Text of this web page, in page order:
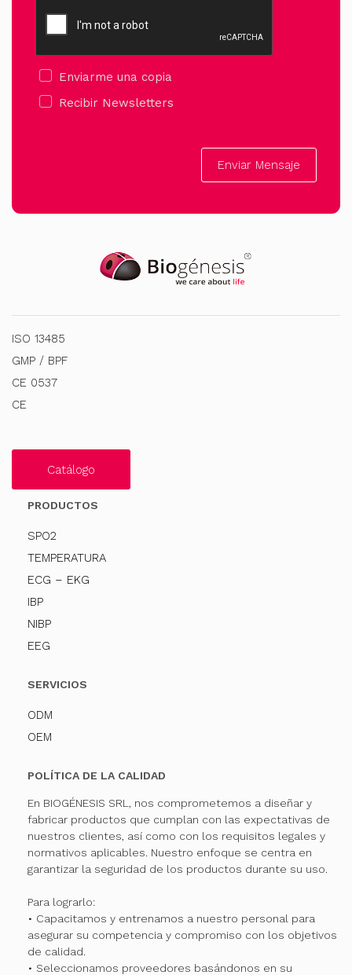
Enviarme una copia
Recibir Newsletters
Enviar Mensaje
ISO 13485
GMP / BPF
CE 0537
CE
Catálogo
PRODUCTOS
SPO2
TEMPERATURA
ECG – EKG
IBP
NIBP
EEG
SERVICIOS
ODM
OEM
POLÍTICA DE LA CALIDAD
En BIOGÉNESIS SRL, nos comprometemos a diseñar y
fabricar productos que cumplan con las expectativas de
nuestros clientes, así como con los requisitos legales y
normativos aplicables. Nuestro enfoque se centra en
garantizar la seguridad de los productos durante su uso.
Para lograrlo:
• Capacitamos y entrenamos a nuestro personal para
asegurar su competencia y compromiso con los objetivos
de calidad.
• Seleccionamos proveedores basándonos en su